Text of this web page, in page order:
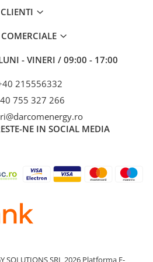
CLIENTI
- VINERI / 09:00 - 17:00
215556332
755 327 266
NE IN SOCIAL MEDIA